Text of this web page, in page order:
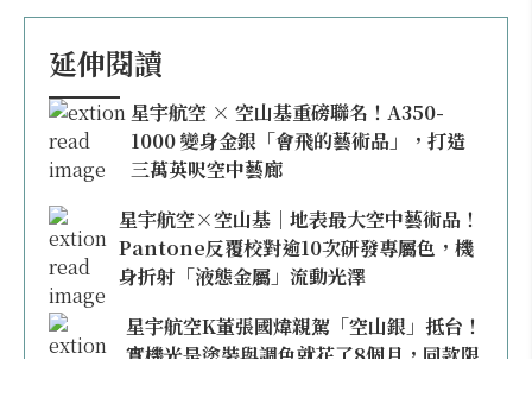
延伸閱讀
星宇航空 × 空山基重磅聯名！A350-
1000 變身金銀「會飛的藝術品」，打造
三萬英呎空中藝廊
星宇航空×空山基｜地表最大空中藝術品！
Pantone反覆校對逾10次研發專屬色，機
身折射「液態金屬」流動光澤
星宇航空K董張國煒親駕「空山銀」抵台！
實機光是塗裝與調色就花了8個月，同款限